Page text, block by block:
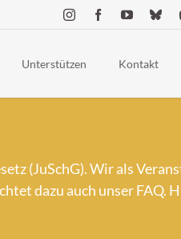
Unterstützen
Sponsoring & Partner:innen
Kontakt
(JuSchG). Wir als
dazu auch unser FAQ.